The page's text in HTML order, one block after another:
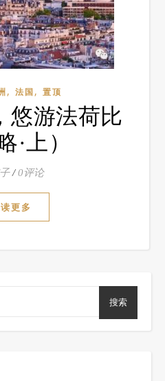
, 法国, 置顶
悠游法荷比
·上）
/ 0评论
更多
搜索